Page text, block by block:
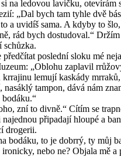
si na ledovou lavičku, otevírám
„Dal bych tam tyhle dvě
a uvidíš sama. A kdyby to
rád bych dostudoval.“ Držím
schůzka.
předčítat poslední sloku mé
„Oblohu zaplavil
krrajinu lemují kaskády
nasáklý tampon, dává nám
zní to divně.“ Cítím se
najednou připadají hloupé a
drogerii.
bodáku, to je dobrrý, ty můj
nebo ne? Objala mě a